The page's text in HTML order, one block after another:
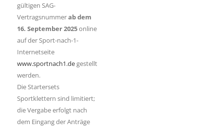
gültigen SAG-
Vertragsnummerab dem
16. September 2025online
auf der Sport-nach-1-
Internetseite
www.sportnach1.degestellt
werden.
Die Startersets
Sportklettern sind limitiert;
die Vergabe erfolgt nach
dem Eingang der Anträge